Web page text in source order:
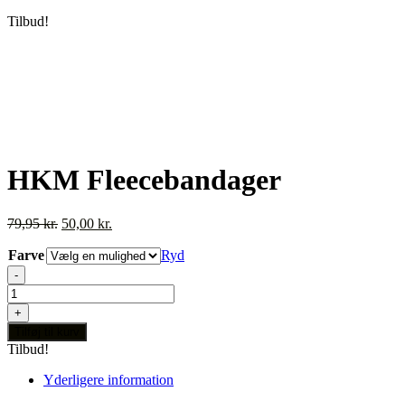
Tilbud!
HKM Fleecebandager
79,95kr. Den
pris
79,95 kr..
50,00 kr.
pris
50,00 kr..
Farve Ryd
-
HKM
Fleecebandager
antal
+
Tilbud!
Yderligere information